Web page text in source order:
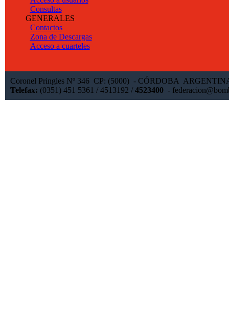
Consultas
GENERALES
Contactos
Zona de Descargas
Acceso a cuarteles
Coronel Pringles Nº 346 CP: (5000) - CÓRDOBA
Telefax: (0351) 451 5361 / 4513192 / 4523400-